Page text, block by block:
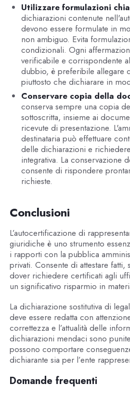
Utilizzare formulazioni
dichiarazioni contenute
devono essere formulate in
non ambiguo. Evita
condizionali. Ogni
verificabile e corrispondente
dubbio, è preferibile allegare
piuttosto che dichiarare in
Conservare copia della
conserva sempre una copia
sottoscritta, insieme ai
ricevute di presentazione.
destinataria può effettuare
delle dichiarazioni e
integrativa. La conservazione
consente di rispondere
richieste.
Conclusioni
L’autocertificazione di
giuridiche è uno strumento
i rapporti con la pubblica
privati. Consente di attestare fatti,
dover richiedere certificati agli
un significativo risparmio in
La dichiarazione sostitutiva di
deve essere redatta con
correttezza e l’attualità delle
dichiarazioni mendaci sono
possono comportare
dichiarante sia per l’ente
Domande frequenti